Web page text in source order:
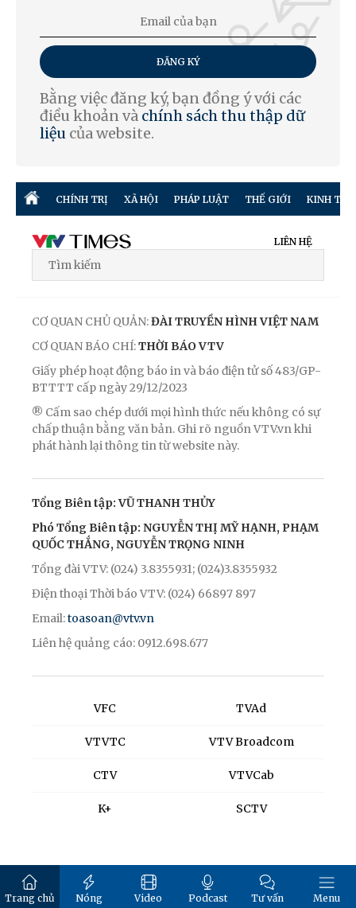
Trang chủ Nóng Video Podcast Tư vấn Menu
ĐĂNG KÝ
Bằng việc đăng ký, bạn đồng ý với các
điều khoản và chính sách thu thập dữ
liệu của website.
CHÍNH TRỊ XÃ HỘI PHÁP LUẬT THẾ GIỚI KINH TẾ
LIÊN HỆ
CƠ QUAN CHỦ QUẢN:ĐÀI TRUYỀN HÌNH VIỆT NAM
CƠ QUAN BÁO CHÍ:THỜI BÁO VTV
Giấy phép hoạt động báo in và báo điện tử số 483/GP-
BTTTT cấp ngày 29/12/2023
® Cấm sao chép dưới mọi hình thức nếu không có sự
chấp thuận bằng văn bản. Ghi rõ nguồn VTV.vn khi
phát hành lại thông tin từ website này.
Tổng Biên tập: VŨ THANH THỦY
Phó Tổng Biên tập: NGUYỄN THỊ MỸ HẠNH, PHẠM
QUỐC THẮNG, NGUYỄN TRỌNG NINH
Tổng đài VTV: (024) 3.8355931; (024)3.8355932
Điện thoại Thời báo VTV: (024) 66897 897
Email:toasoan@vtv.vn
Liên hệ quảng cáo: 0912.698.677
VFC
VTVTC
CTV
K+
TVAd
VTV Broadcom
VTVCab
SCTV